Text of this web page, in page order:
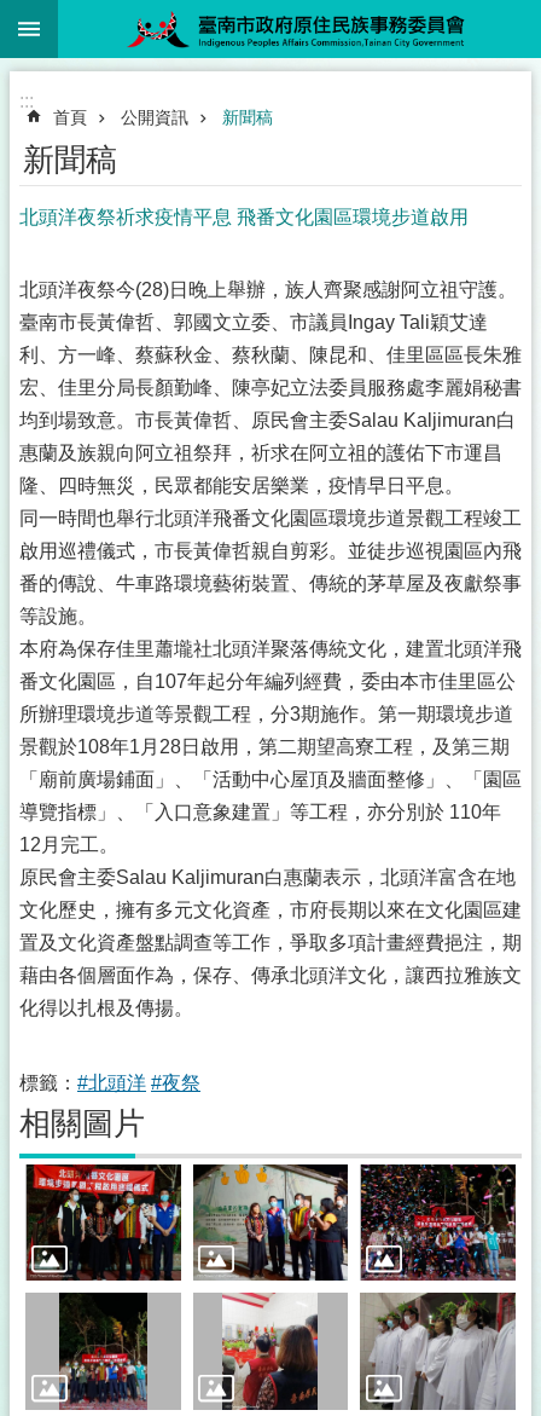
跳到主要內容區塊
:::
首頁 公開資訊 新聞稿
新聞稿
北頭洋夜祭祈求疫情平息 飛番文化園區環境步道啟用
北頭洋夜祭今(28)日晚上舉辦，族人齊聚感謝阿立祖守護。
臺南市長黃偉哲、郭國文立委、市議員Ingay Tali穎艾達
利、方一峰、蔡蘇秋金、蔡秋蘭、陳昆和、佳里區區長朱雅
宏、佳里分局長顏勤峰、陳亭妃立法委員服務處李麗娟秘書
均到場致意。市長黃偉哲、原民會主委Salau Kaljimuran白
惠蘭及族親向阿立祖祭拜，祈求在阿立祖的護佑下市運昌
隆、四時無災，民眾都能安居樂業，疫情早日平息。
同一時間也舉行北頭洋飛番文化園區環境步道景觀工程竣工
啟用巡禮儀式，市長黃偉哲親自剪彩。並徒步巡視園區內飛
番的傳說、牛車路環境藝術裝置、傳統的茅草屋及夜獻祭事
等設施。
本府為保存佳里蕭壠社北頭洋聚落傳統文化，建置北頭洋飛
番文化園區，自107年起分年編列經費，委由本市佳里區公
所辦理環境步道等景觀工程，分3期施作。第一期環境步道
景觀於108年1月28日啟用，第二期望高寮工程，及第三期
「廟前廣場鋪面」、「活動中心屋頂及牆面整修」、「園區
導覽指標」、「入口意象建置」等工程，亦分別於 110年
12月完工。
原民會主委Salau Kaljimuran白惠蘭表示，北頭洋富含在地
文化歷史，擁有多元文化資產，市府長期以來在文化園區建
置及文化資產盤點調查等工作，爭取多項計畫經費挹注，期
藉由各個層面作為，保存、傳承北頭洋文化，讓西拉雅族文
化得以扎根及傳揚。
標籤： #北頭洋 #夜祭
相關圖片